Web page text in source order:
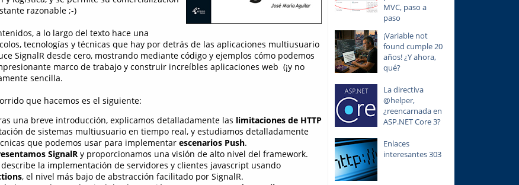
razonable ;-)
a lo largo del texto hace una
tecnologías y técnicas que hay por detrás de las aplicaciones multiusuario
SignalR desde cero, mostrando mediante código y ejemplos cómo podemos
marco de trabajo y construir increíbles aplicaciones web (¡y no
sencilla.
que hacemos es el siguiente:
una breve introducción, explicamos detalladamente las limitaciones de HTTP
de sistemas multiusuario en tiempo real, y estudiamos detalladamente
que podemos usar para implementar escenarios Push.
SignalRy proporcionamos una visión de alto nivel del framework.
la implementación de servidores y clientes javascript usando
, el nivel más bajo de abstracción facilitado por SignalR.
MVC, paso a
paso
¡Variable not
found cumple 20
años! ¿Y ahora,
qué?
La directiva
@helper,
¿reencarnada en
ASP.NET Core 3?
Enlaces
interesantes 303